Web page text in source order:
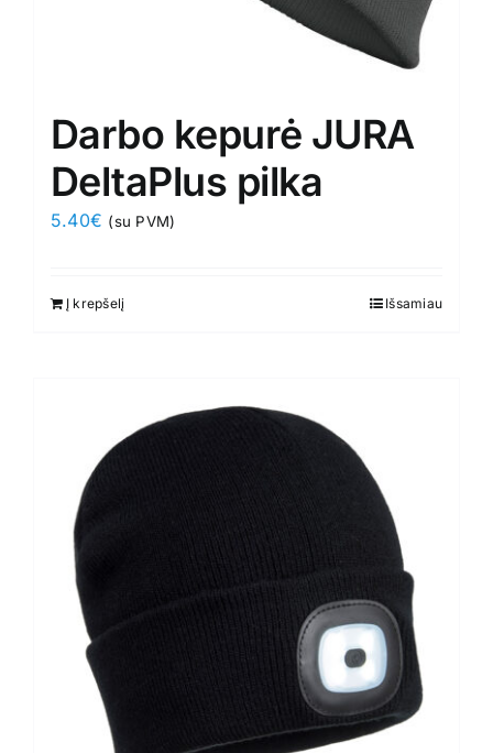
Darbo kepurė JURA
DeltaPlus pilka
5.40€ (su PVM)
Į krepšelį Išsamiau